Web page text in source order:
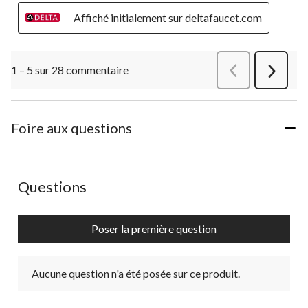
Affiché initialement sur deltafaucet.com
1 – 5 sur 28 commentaire
Suivant
Foire aux questions
Aucune question n'a été posée sur ce produit.
Questions
Poser la première question
Aucune question n'a été posée sur ce produit.